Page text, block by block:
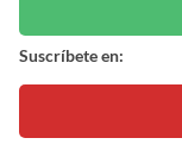
Suscríbete en: